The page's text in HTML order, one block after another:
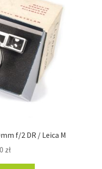
f/2 DR / Leica M
zł